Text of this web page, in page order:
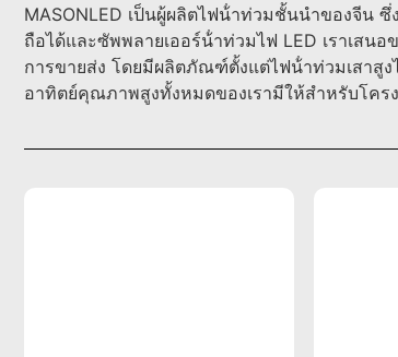
MASONLED เป็นผู้ผลิตไฟน้ําท่วมชั้นนําของจีน
ถือได้และซัพพลายเออร์น้ําท่วมไฟ LED เราเสน
การขายส่ง โดยมีผลิตภัณฑ์ตั้งแต่ไฟน้ําท่วมเสาสู
อาทิตย์คุณภาพสูงทั้งหมดของเรามีให้สําหรับโคร